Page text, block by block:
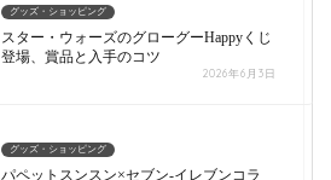
グッズ・ショッピング
スター・ウォーズのグローグーHappyくじ
登場、賞品と入手のコツ
2026年6月3日
グッズ・ショッピング
パペットスンスン×セブン-イレブンコラ